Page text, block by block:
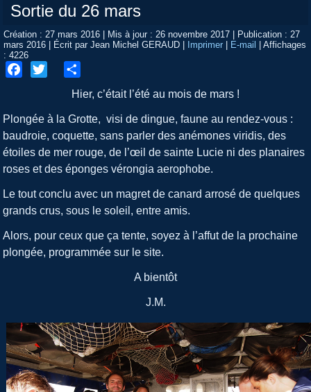
Sortie du 26 mars
Création : 27 mars 2016 | Mis à jour : 26 novembre 2017 | Publication : 27
mars 2016 | Écrit par Jean Michel GERAUD | Imprimer | E-mail |Affichages
: 4226
Hier, c’était l’été au mois de mars !
Plongée à la Grotte, visi de dingue, faune au rendez-vous :
baudroie, coquette, sans parler des anémones viridis, des
étoiles de mer rouge, de l’œil de sainte Lucie ni des planaires
roses et des éponges vérongia aerophobe.
Le tout conclu avec un magret de canard arrosé de quelques
grands crus, sous le soleil, entre amis.
Alors, pour ceux que ça tente, soyez à l’affut de la prochaine
plongée, programmée sur le site.
A bientôt
J.M.